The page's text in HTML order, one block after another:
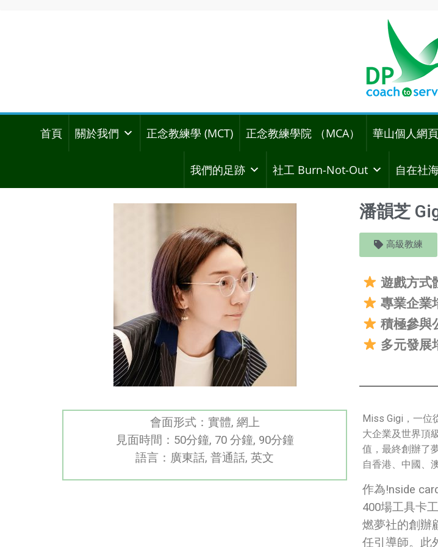
首頁 關於我們 正念教練學 (MCT) 正念教練學院 （MCA） 華山個人網頁
我們的足跡 社工 Burn-Not-Out 自在社
會面形式：實體, 網上
見面時間：50分鐘, 70 分鐘, 90分鐘
語言：廣東話, 普通話, 英文
潘韻芝
高級教練
遊戲方式
專業企業
積極參與
多元發展
Miss Gigi，一位
大企業及世界頂
值，最終創辦了
自香港、中國、
作為!nside
400場工具卡
燃夢社的創辦
任引導師。此